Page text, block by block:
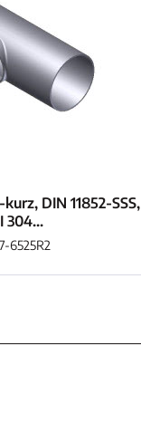
DIN 11852-SSS,
304...
6525R2